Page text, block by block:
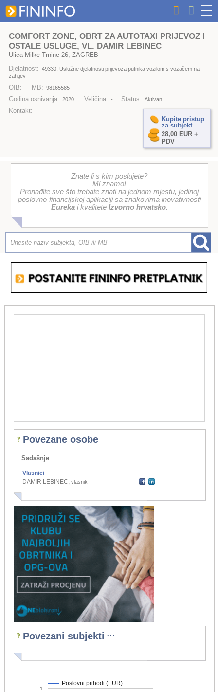
COMFORT ZONE, OBRT ZA AUTOTAXI PRIJEVOZ I
OSTALE USLUGE, VL. DAMIR LEBINEC
Ulica Milke Trnine 26, ZAGREB
Djelatnost: 49330, Uslužne djelatnosti prijevoza putnika vozilom s vozačem na
zahtjev
OIB: MB: 98165585
Godina osnivanja: 2020. Veličina: - Status: Aktivan
Kontakt:
Kupite pristup
za subjekt
28,00 EUR +
PDV
Znate li s kim poslujete?
Mi znamo!
Pronađite sve što trebate znati na jednom mjestu, jedinoj
poslovno-financijskoj aplikaciji sa znakovima inovativnosti
Eurekai kvalitete Izvorno hrvatsko.
Povezane osobe
Sadašnje
Vlasnici
DAMIR LEBINEC, vlasnik
Povezani subjekti ...
Poslovni prihodi (EUR)
1